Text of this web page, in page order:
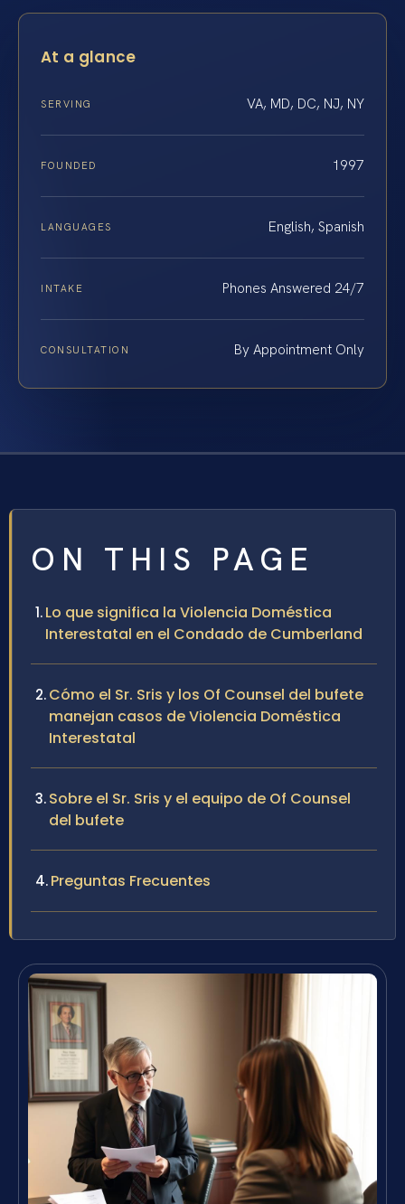
At a glance
SERVING VA, MD, DC, NJ, NY
FOUNDED 1997
LANGUAGES English, Spanish
INTAKE Phones Answered 24/7
CONSULTATION By Appointment Only
ON THIS PAGE
Lo que significa la Violencia Doméstica
Interestatal en el Condado de Cumberland
Cómo el Sr. Sris y los Of Counsel del bufete
manejan casos de Violencia Doméstica
Interestatal
Sobre el Sr. Sris y el equipo de Of Counsel
del bufete
Preguntas Frecuentes